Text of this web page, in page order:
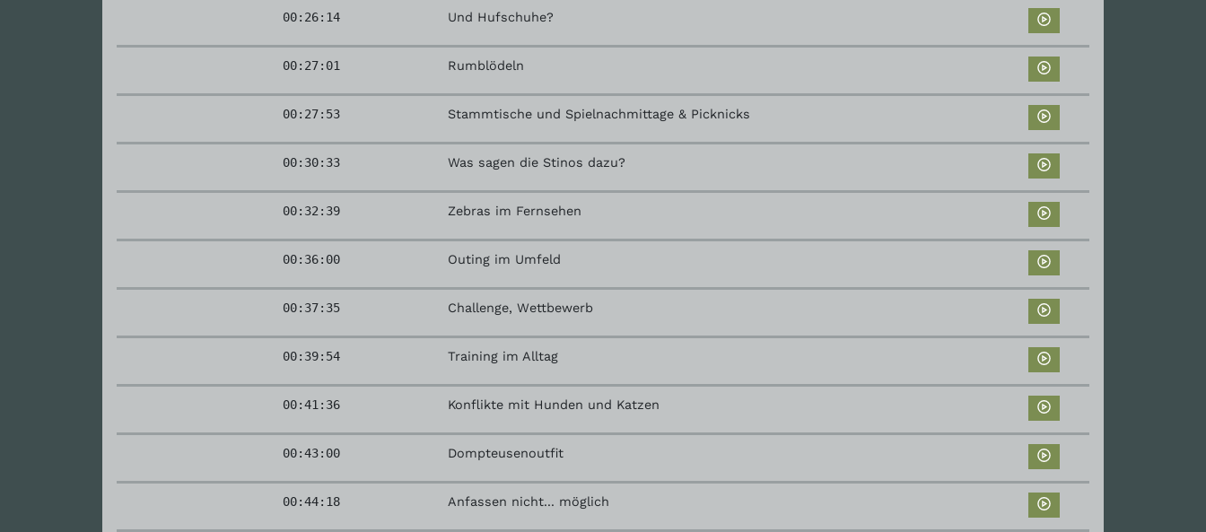
00:26:14 Und Hufschuhe?
00:27:01 Rumblödeln
00:27:53 Stammtische und Spielnachmittage & Picknicks
00:30:33 Was sagen die Stinos dazu?
00:32:39 Zebras im Fernsehen
00:36:00 Outing im Umfeld
00:37:35 Challenge, Wettbewerb
00:39:54 Training im Alltag
00:41:36 Konflikte mit Hunden und Katzen
00:43:00 Dompteusenoutfit
00:44:18 Anfassen nicht... möglich